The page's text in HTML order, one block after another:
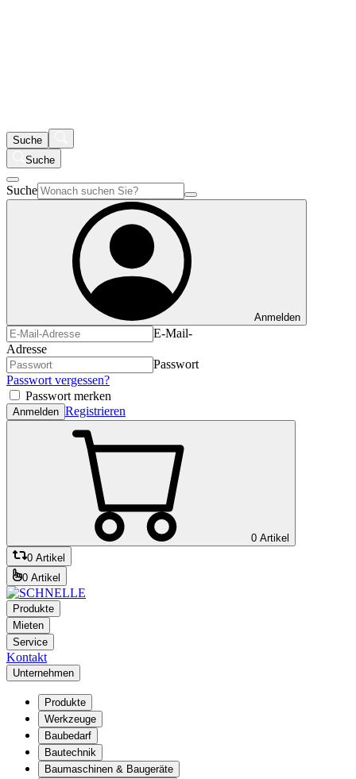
Suche
Suche
Suche
Anmelden
E-Mail-
Adresse
Passwort
Passwort vergessen?
Passwort merken
Anmelden Registrieren
0 Artikel
0 Artikel
0 Artikel
Produkte
Mieten
Service
Kontakt
Unternehmen
Produkte
Werkzeuge
Baubedarf
Bautechnik
Baumaschinen & Baugeräte